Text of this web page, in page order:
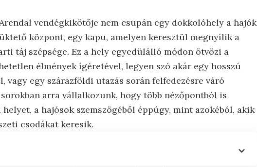
vendégkikötője nem csupán egy dokkolóhely a hajók
központ, egy kapu, amelyen keresztül megnyílik a
táj szépsége. Ez a hely egyedülálló módon ötvözi a
élmények ígéretével, legyen szó akár egy hosszú
egy szárazföldi utazás során felfedezésre váró
arra vállalkozunk, hogy több nézőpontból is
a hajósok szemszögéből éppúgy, mint azokéból, akik
csodákat keresik.